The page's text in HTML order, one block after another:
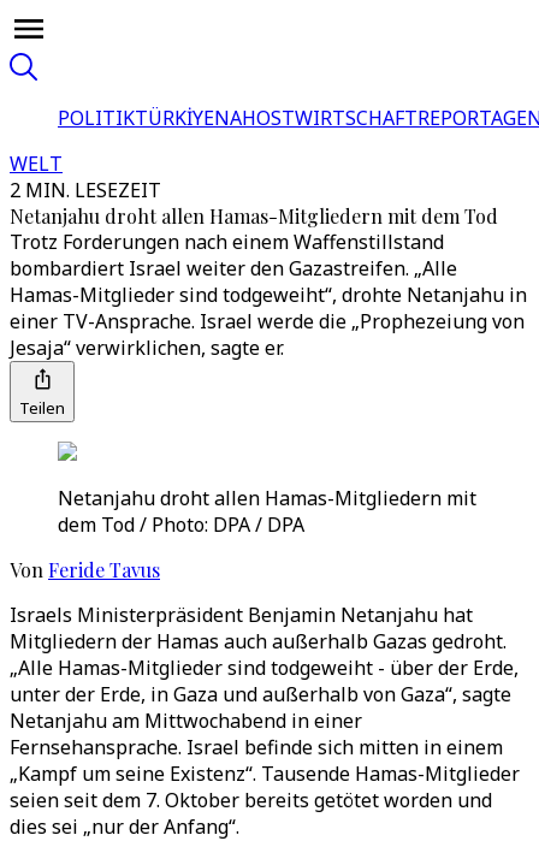
POLITIKTÜRKİYENAHOSTWIRTSCHAFT
WELT
2 MIN. LESEZEIT
Netanjahu droht allen Hamas-Mitgliedern mit dem Tod
Trotz Forderungen nach einem Waffenstillstand
bombardiert Israel weiter den Gazastreifen. „Alle
Hamas-Mitglieder sind todgeweiht“, drohte Netanjahu in
einer TV-Ansprache. Israel werde die „Prophezeiung von
Jesaja“ verwirklichen, sagte er.
Teilen
Netanjahu droht allen Hamas-Mitgliedern mit
dem Tod / Photo: DPA / DPA
Von Feride Tavus
Israels Ministerpräsident Benjamin Netanjahu hat
Mitgliedern der Hamas auch außerhalb Gazas gedroht.
„Alle Hamas-Mitglieder sind todgeweiht - über der Erde,
unter der Erde, in Gaza und außerhalb von Gaza“, sagte
Netanjahu am Mittwochabend in einer
Fernsehansprache. Israel befinde sich mitten in einem
„Kampf um seine Existenz“. Tausende Hamas-Mitglieder
seien seit dem 7. Oktober bereits getötet worden und
dies sei „nur der Anfang“.